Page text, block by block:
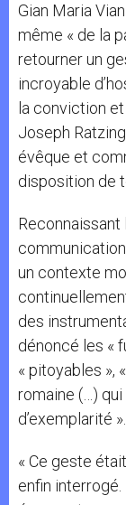
Gian Maria
même « de la
retourner un
incroyable
la conviction
Joseph
évêque et
disposition de
Reconnaissant
un contexte
des
dénoncé les «
« pitoyables »,
romaine (…) qui
d’exemplarité ».
« Ce geste
enfin interrogé.